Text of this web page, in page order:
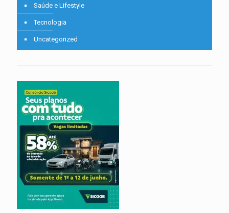
Saúde e Lifestyle
Tecnologia
Uncategorized